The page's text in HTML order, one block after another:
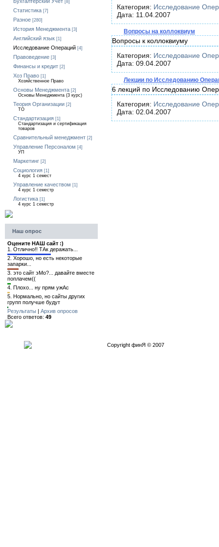
[8]
Статистика [7]
Разное [280]
История Менеджмента [3]
Английский язык [1]
Исследование Операций [4]
Правоведение [3]
Финансы и кредит [2]
Хоз Право [1]
Хозяйственное Право
Основы Менеджмента [2]
Основы Менеджмента (3 курс)
Теория Организации [2]
ТО
Стандартизация [1]
Стандартизация и сертификация
товаров
Сравнительный менеджмент [2]
Управление Персоналом [4]
УП
Маркетинг [2]
Социология [1]
4 курс 1 семест
Управление качеством [1]
4 курс 1 семестр
Логистика [1]
4 курс 1 семестр
Наш опрос
Оцените НАШ сайт :)
1. Отлично!! ТАк деражать...
2. Хорошо, но есть некоторые
запарки...
3. это сайт эМо?... давайте вместе
поплачем((
4. Плохо... ну прям ужАс
5. Нормально, но сайты других
групп получше будут
Результаты | Архив опросов
Всего ответов: 49
Категория: Исследование
Дата: 11.04.2007
Вопросы на коллоквиум
Вопросы к коллоквиуму
Категория: Исследование
Дата: 09.04.2007
Лекции по Исследованию
6 лекций по Исследованию
Категория: Исследование
Дата: 02.04.2007
Copyright финЯ © 2007